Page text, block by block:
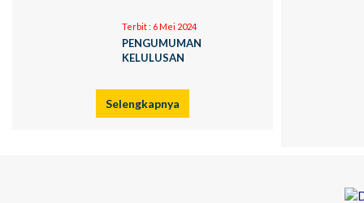
Terbit : 6 Mei 2024
PENGUMUMAN
KELULUSAN
Selengkapnya